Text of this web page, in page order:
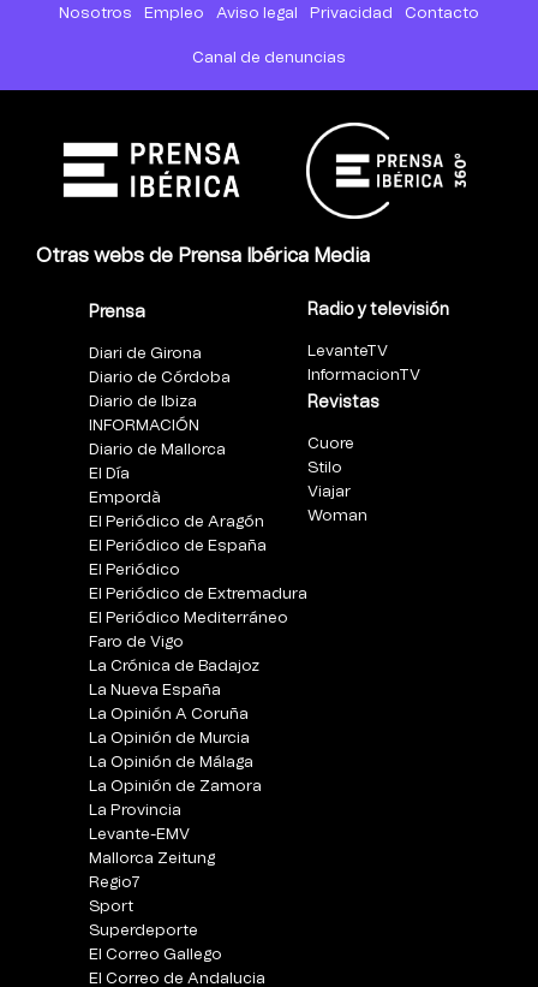
Nosotros Empleo Aviso legal Privacidad Contacto
Canal de denuncias
Otras webs de Prensa Ibérica Media
Prensa
Diari de Girona
Diario de Córdoba
Diario de Ibiza
INFORMACIÓN
Diario de Mallorca
El Día
Empordà
El Periódico de Aragón
El Periódico de España
El Periódico
El Periódico de Extremadura
El Periódico Mediterráneo
Faro de Vigo
La Crónica de Badajoz
La Nueva España
La Opinión A Coruña
La Opinión de Murcia
La Opinión de Málaga
La Opinión de Zamora
La Provincia
Levante-EMV
Mallorca Zeitung
Regio7
Sport
Superdeporte
El Correo Gallego
El Correo de Andalucia
Radio y televisión
LevanteTV
InformacionTV
Revistas
Cuore
Stilo
Viajar
Woman